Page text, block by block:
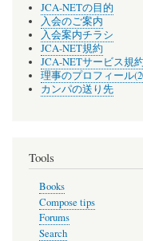
JCA-NETの目的
入会のご案内
入会案内チラシ
JCA-NET規約
JCA-NETサービス規約
理事のプロフィール
カンパの送り先
Tools
Books
Compose tips
Forums
Search